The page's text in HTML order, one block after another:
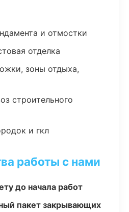
и отмостки
отделка
зоны отдыха,
строительного
и гкл
работы с нами
до начала работ
пакет закрывающих